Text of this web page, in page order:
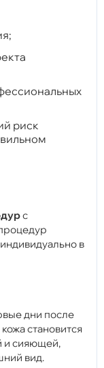
риск
с
в
дни после
становится
и сияющей,
вид.